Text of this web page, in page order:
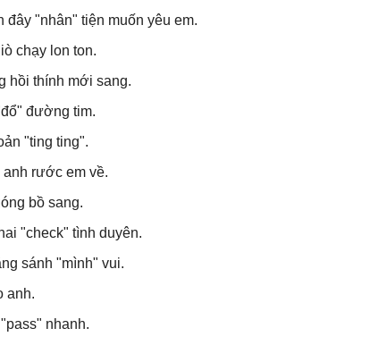
đây "nhân" tiện muốn yêu em.
chạy lon ton.
hồi thính mới sang.
đường tim.
"ting ting".
rước em về.
bồ sang.
"check" tình duyên.
sánh "mình" vui.
anh.
nhanh.